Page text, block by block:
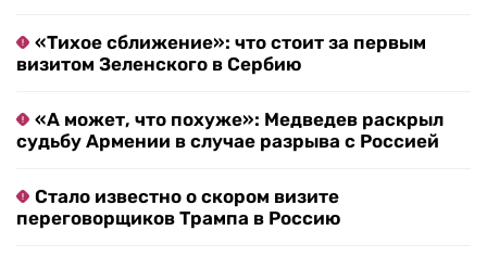
«Тихое сближение»: что стоит за первым
визитом Зеленского в Сербию
«А может, что похуже»: Медведев раскрыл
судьбу Армении в случае разрыва с Россией
Стало известно о скором визите
переговорщиков Трампа в Россию